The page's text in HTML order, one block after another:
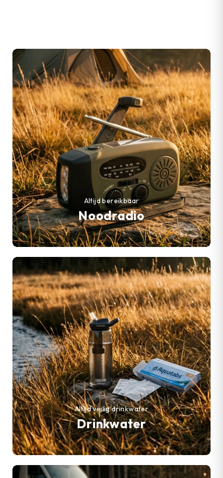
Noodradio
Altijd bereikbaar
Drinkwater
Altijd veilig drinkwater